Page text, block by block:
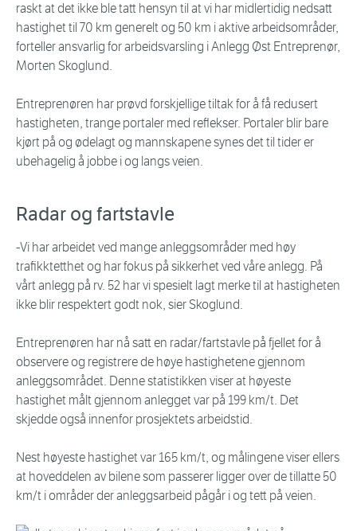
raskt at det ikke ble tatt hensyn til at vi har midlertidig nedsatt
hastighet til 70 km generelt og 50 km i aktive arbeidsområder,
forteller ansvarlig for arbeidsvarsling i Anlegg Øst Entreprenør,
Morten Skoglund.
Entreprenøren har prøvd forskjellige tiltak for å få redusert
hastigheten, trange portaler med reflekser. Portaler blir bare
kjørt på og ødelagt og mannskapene synes det til tider er
ubehagelig å jobbe i og langs veien.
Radar og fartstavle
-Vi har arbeidet ved mange anleggsområder med høy
trafikktetthet og har fokus på sikkerhet ved våre anlegg. På
vårt anlegg på rv. 52 har vi spesielt lagt merke til at hastigheten
ikke blir respektert godt nok, sier Skoglund.
Entreprenøren har nå satt en radar/fartstavle på fjellet for å
observere og registrere de høye hastighetene gjennom
anleggsområdet. Denne statistikken viser at høyeste
hastighet målt gjennom anlegget var på 199 km/t. Det
skjedde også innenfor prosjektets arbeidstid.
Nest høyeste hastighet var 165 km/t, og målingene viser ellers
at hoveddelen av bilene som passerer ligger over de tillatte 50
km/t i områder der anleggsarbeid pågår i og tett på veien.